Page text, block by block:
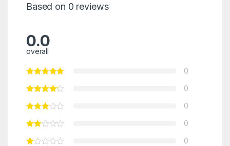
Based on 0 reviews
0.0
overall
0
0
0
0
0